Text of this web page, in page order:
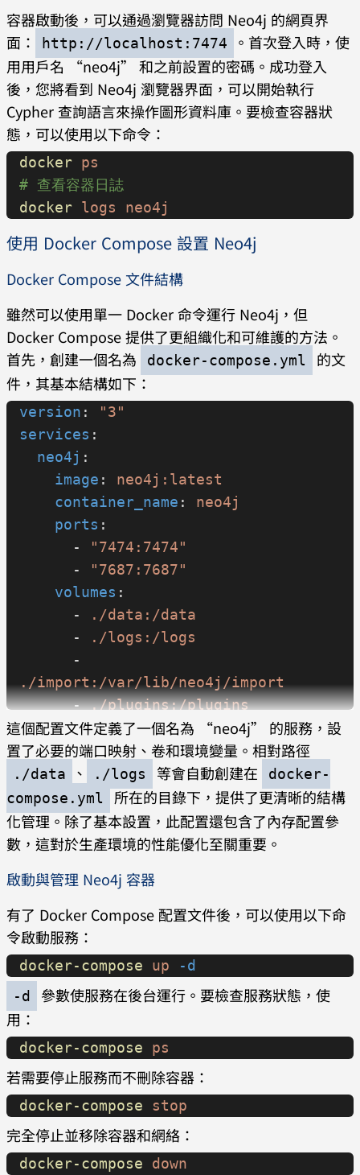
容器啟動後，可以通過瀏覽器訪問 Neo4j 的網頁界
面：
http://localhost:7474
。首次登入時，使
用用戶名 “neo4j” 和之前設置的密碼。成功登入
後，您將看到 Neo4j 瀏覽器界面，可以開始執行
Cypher 查詢語言來操作圖形資料庫。要檢查容器狀
態，可以使用以下命令：
docker ps
# 查看容器日誌
docker logs neo4j
使用 Docker Compose 設置 Neo4j
Docker Compose 文件結構
雖然可以使用單一 Docker 命令運行 Neo4j，但
Docker Compose 提供了更組織化和可維護的方法。
首先，創建一個名為
docker-compose.yml
的文
件，其基本結構如下：
version :
"3"
services :
  neo4j
:
    image
: neo4j:latest
    container_name
: neo4j
    ports
:
      -
"7474:7474"
      -
"7687:7687"
    volumes
:
      -
./data:/data
      -
./logs:/logs
./import:/var/lib/neo4j/import
      -
./plugins:/plugins
    environment
:
      -
NEO4J_AUTH=neo4j/yourpassword
      -
NEO4J_dbms_memory_pagecache_size=1G
      -
1G
NEO4J_dbms_memory_heap_max__size=1G
這個配置文件定義了一個名為 “neo4j” 的服務，設
置了必要的端口映射、卷和環境變量。相對路徑
./data 、 ./logs 等會自動創建在
docker-
compose.yml
所在的目錄下，提供了更清晰的結構
化管理。除了基本設置，此配置還包含了內存配置參
數，這對於生產環境的性能優化至關重要。
啟動與管理 Neo4j 容器
有了 Docker Compose 配置文件後，可以使用以下命
令啟動服務：
docker-compose up -d
-d
參數使服務在後台運行。要檢查服務狀態，使
用：
docker-compose ps
若需要停止服務而不刪除容器：
docker-compose stop
完全停止並移除容器和網絡：
docker-compose down